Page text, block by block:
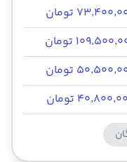
تومان
تومان
تومان
تومان